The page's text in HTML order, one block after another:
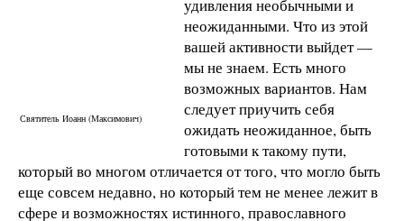
Святитель Иоанн (Максимович)
удивления необычными и
неожиданными. Что из этой
вашей активности выйдет —
мы не знаем. Есть много
возможных вариантов. Нам
следует приучить себя
ожидать неожиданное, быть
готовыми к такому пути,
который во многом отличается от того, что могло быть
еще совсем недавно, но который тем не менее лежит в
сфере и возможностях истинного, православного